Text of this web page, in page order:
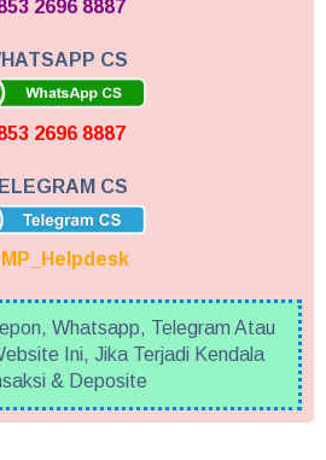
2696 8887
CS
2696 8887
CS
Whatsapp, Telegram Atau
Ini, Jika Terjadi Kendala
& Deposite